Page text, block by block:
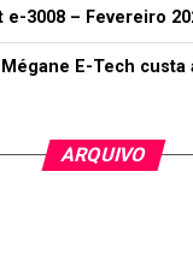
e-3008 – Fevereiro
E-Tech custa
ARQUIVO